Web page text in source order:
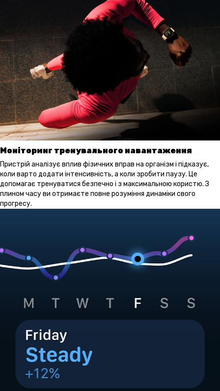
Моніторинг тренувального навантаження
Пристрій аналізує вплив фізичних вправ на організм і підказує,
коли варто додати інтенсивність, а коли зробити паузу. Це
допомагає тренуватися безпечно і з максимальною користю. З
плином часу ви отримаєте повне розуміння динаміки свого
прогресу.